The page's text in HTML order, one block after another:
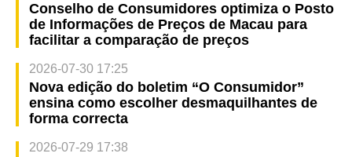
Conselho de Consumidores optimiza o Posto
de Informações de Preços de Macau para
facilitar a comparação de preços
2026-07-30 17:25
Nova edição do boletim “O Consumidor”
ensina como escolher desmaquilhantes de
forma correcta
2026-07-29 17:38